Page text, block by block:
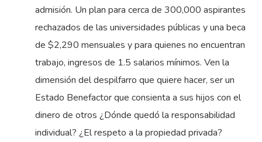
admisión. Un plan para cerca de 300,000 aspirantes
rechazados de las universidades públicas y una beca
de $2,290 mensuales y para quienes no encuentran
trabajo, ingresos de 1.5 salarios mínimos. Ven la
dimensión del despilfarro que quiere hacer, ser un
Estado Benefactor que consienta a sus hijos con el
dinero de otros ¿Dónde quedó la responsabilidad
individual? ¿El respeto a la propiedad privada?